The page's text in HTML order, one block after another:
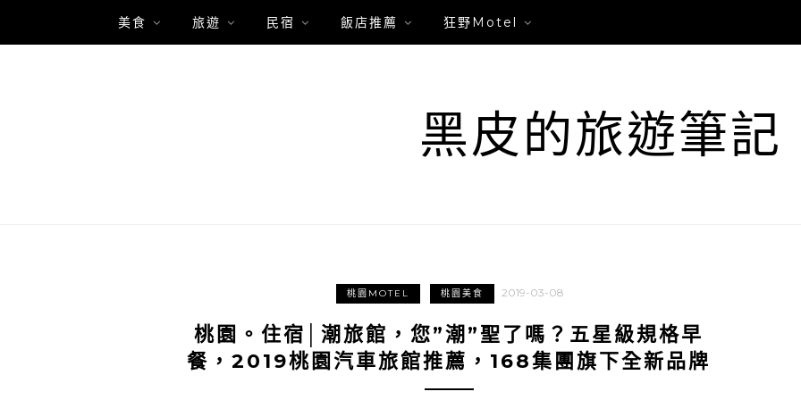
美食 旅遊 民宿 飯店推薦 狂野Motel
黑皮的旅遊筆記
桃園MOTEL 桃園美食 2019-03-08
桃園。住宿│潮旅館，您”潮”聖了嗎？五星級規格早
餐，2019桃園汽車旅館推薦，168集團旗下全新品牌